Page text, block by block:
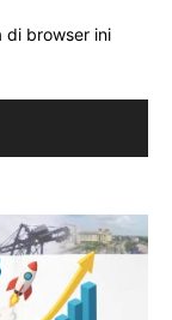
di browser ini